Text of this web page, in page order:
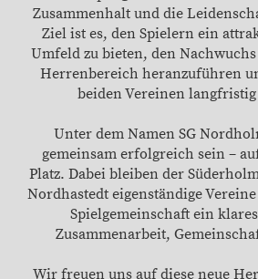
Zusammenhalt und die
Ziel ist es, den Spielern ein
Umfeld zu bieten, den
Herrenbereich heranzuführen
beiden Vereinen
Unter dem Namen SG
gemeinsam erfolgreich sein –
Platz. Dabei bleiben der
Nordhastedt eigenständige
Spielgemeinschaft ein
Zusammenarbeit,
Wir freuen uns auf diese neue